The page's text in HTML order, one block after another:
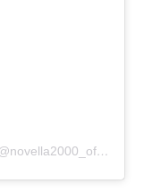
Un post condiviso da Novella 2000 (@novella2000_official)